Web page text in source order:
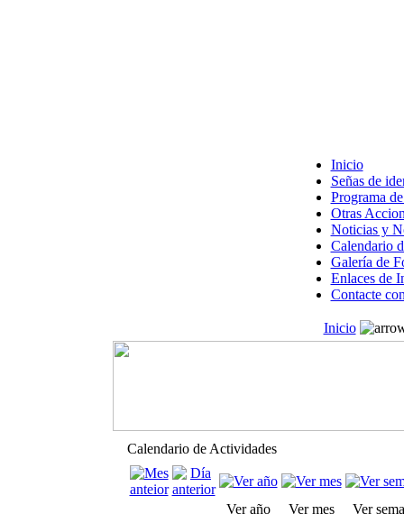
Inicio
Señas de
Programa
Otras
Noticias y
Calendario
Galería de
Enlaces de
Contacte
Inicio
Calendario de Actividades
Ver año Ver mes
Ver